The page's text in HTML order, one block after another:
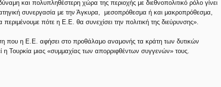
και πολυπληθέστερη χώρα της περιοχής με διεθνοπολιτικό ρόλο γίνει
συνεργασία με την Άγκυρα, μεσοπρόθεσμα ή και μακροπρόθεσμα,
πότε η Ε.Ε. θα συνεχίσει την πολιτική της διεύρυνσης».
που η Ε.Ε. αφήσει στο προθάλαμο αναμονής τα κράτη των δυτικών
η Τουρκία μιας «συμμαχίας των απορριφθέντων συγγενών» τους.